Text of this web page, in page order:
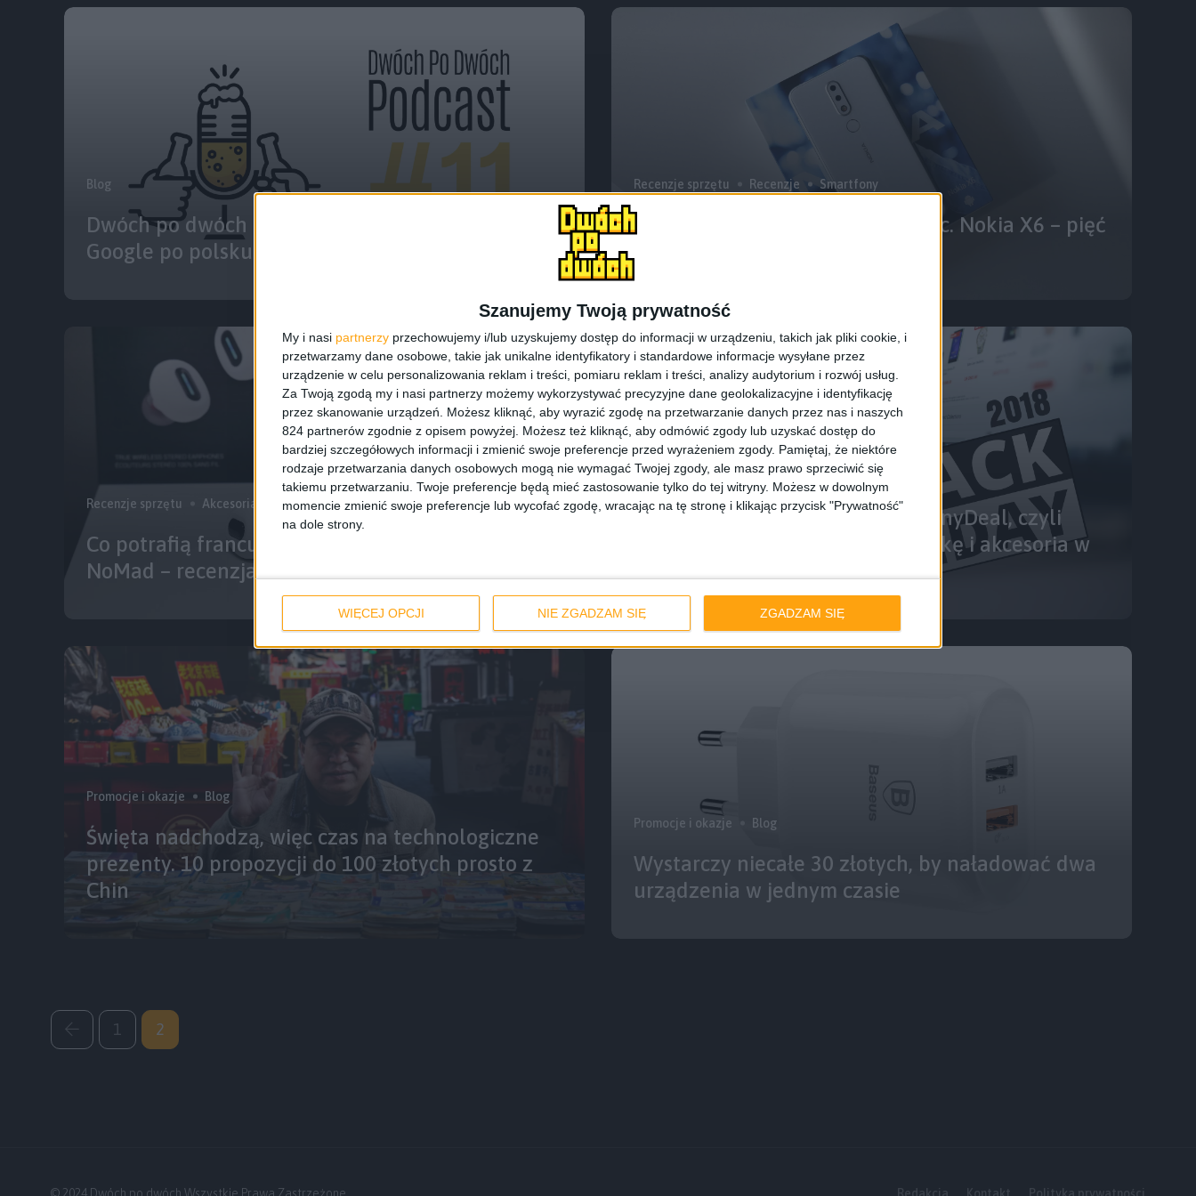
Szanujemy Twoją prywatność
My i nasi partnerzy przechowujemy i/lub uzyskujemy dostęp do informacji w urządzeniu, takich jak pliki cookie, i
przetwarzamy dane osobowe, takie jak unikalne identyfikatory i standardowe informacje wysyłane przez
urządzenie w celu personalizowania reklam i treści, pomiaru reklam i treści, analizy audytorium i rozwój usług.
Za Twoją zgodą my i nasi partnerzy możemy wykorzystywać precyzyjne dane geolokalizacyjne i identyfikację
przez skanowanie urządzeń. Możesz kliknąć, aby wyrazić zgodę na przetwarzanie danych przez nas i naszych
824 partnerów zgodnie z opisem powyżej. Możesz też kliknąć, aby odmówić zgody lub uzyskać dostęp do
bardziej szczegółowych informacji i zmienić swoje preferencje przed wyrażeniem zgody. Pamiętaj, że niektóre
rodzaje przetwarzania danych osobowych mogą nie wymagać Twojej zgody, ale masz prawo sprzeciwić się
takiemu przetwarzaniu. Twoje preferencje będą mieć zastosowanie tylko do tej witryny. Możesz w dowolnym
momencie zmienić swoje preferencje lub wycofać zgodę, wracając na tę stronę i klikając przycisk "Prywatność"
na dole strony.
WIĘCEJ OPCJI NIE ZGADZAM SIĘ ZGADZAM SIĘ
Blog
Dwóch po dwóch Podcast: Odcinek #11 – Asystent
Google po polsku
Recenzje sprzętu Recenzje Smartfony
To naprawdę udany budżetowiec. Nokia X6 – pięć
Recenzje sprzętu Akcesoria Recenzje Wyróżnione
Co potrafią francuskie bezprzewodówki? Divacore
NoMad – recenzja
Promocje i okazje Blog
Czarny Piątek 2018 i #GalaktycznyDeal, czyli
najlepsze promocje na elektronikę i akcesoria w
Promocje i okazje Blog
Święta nadchodzą, więc czas na technologiczne
prezenty. 10 propozycji do 100 złotych prosto z
Chin
Promocje i okazje Blog
Wystarczy niecałe 30 złotych, by naładować dwa
urządzenia w jednym czasie
1 2